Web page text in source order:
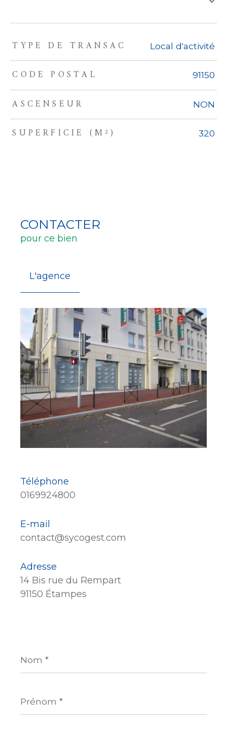
TRAD_ZEPHYR_Caracteristique TRAD_ZEPHYR_Valeurs
TYPE DE TRANSAC Local d'activité
CODE POSTAL 91150
ASCENSEUR NON
SUPERFICIE (M²) 320
CONTACTER
pour ce bien
L'agence
Téléphone
0169924800
E-mail
contact@sycogest.com
Adresse
14 Bis rue du Rempart
91150 Étampes
*
*